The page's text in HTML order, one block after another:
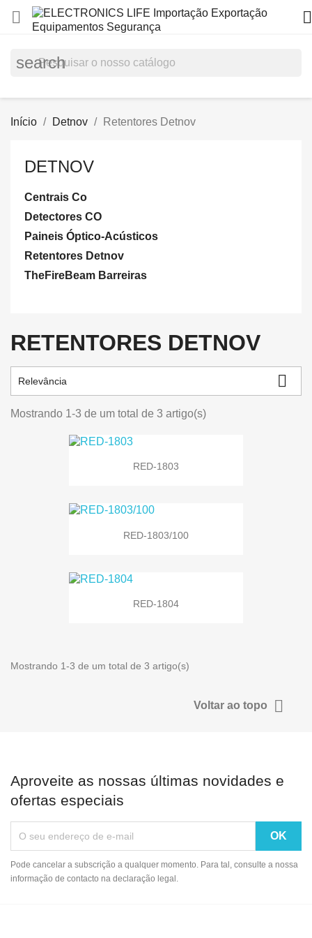
 
search
Início Detnov Retentores Detnov
DETNOV
Centrais Co
Detectores CO
Paineis Óptico-Acústicos
Retentores Detnov
TheFireBeam Barreiras
RETENTORES DETNOV
Relevância 
Mostrando 1-3 de um total de 3 artigo(s)
RED-1803
RED-1803/100
RED-1804
Mostrando 1-3 de um total de 3 artigo(s)
Voltar ao topo 
Aproveite as nossas últimas novidades e
ofertas especiais
Pode cancelar a subscrição a qualquer momento. Para tal, consulte a nossa
informação de contacto na declaração legal.